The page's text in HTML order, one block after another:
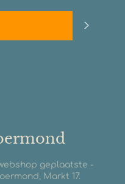
geplaatste -
Markt 17.